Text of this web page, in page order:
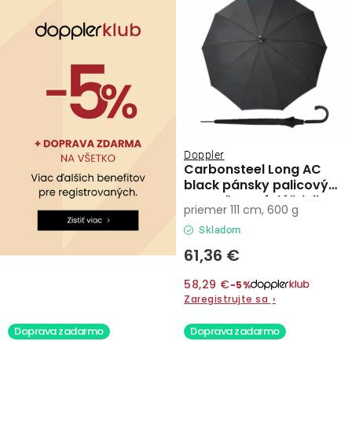
Carbonsteel Long AC
black pánsky palicový
vystreľovací dáždnik
Doppler
Skladom
61,36 €
58,29 €−5%
Zaregistrujte sa ›
priemer 111 cm, 600 g
Doprava zadarmo Doprava zadarmo